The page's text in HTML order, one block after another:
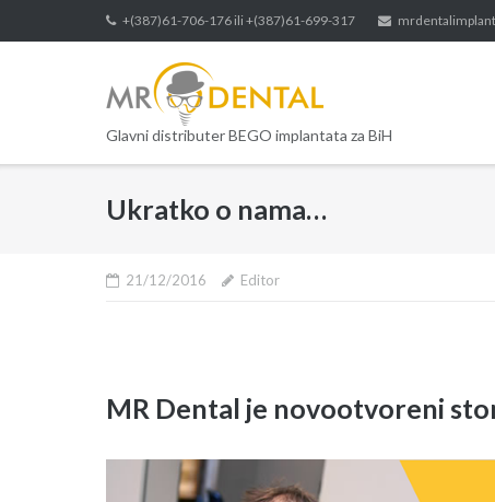
to
+(387)61-706-176 ili +(387)61-699-317
Glavni distributer BEGO implantata za BiH
Ukratko o nama…
21/12/2016 Editor
MR Dental je novootvoreni